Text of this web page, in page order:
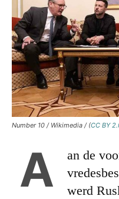
Number 10 / Wikimedia / (CC BY
A
an de
werd